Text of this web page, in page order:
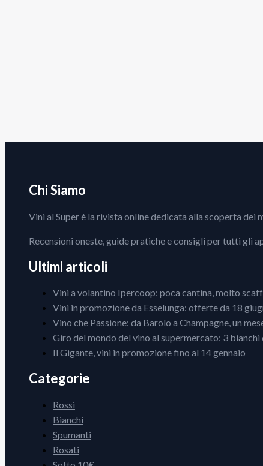
Chi Siamo
Vini al Super è la rivista online dedicata alla scoperta
Recensioni oneste, guide pratiche e consigli per tutti gli
Ultimi articoli
Vini a volantino Ipercoop: poca cantina, molto
Vini in promozione da Esselunga: offerte da 18
Vino che Passione: da Barolo a Champagne, un
Giro del mondo del vino al supermercato: 3
Il Gigante, vini in promozione fino al 14 gennaio
Categorie
Rossi
Bianchi
Spumanti
Rosati